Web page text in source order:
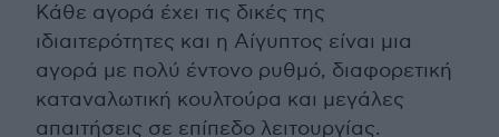
Κάθε αγορά έχει τις δικές της
ιδιαιτερότητες και η Αίγυπτος είναι μια
αγορά με πολύ έντονο ρυθμό, διαφορετική
καταναλωτική κουλτούρα και μεγάλες
απαιτήσεις σε επίπεδο λειτουργίας.